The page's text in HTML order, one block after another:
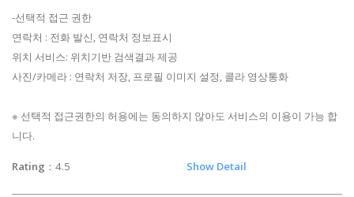
-선택적 접근 권한
연락처 : 전화 발신, 연락처 정보표시
위치 서비스: 위치기반 검색결과 제공
사진/카메라 : 연락처 저장, 프로필 이미지 설정, 콜라 영상통화
※ 선택적 접근권한의 허용에는 동의하지 않아도 서비스의 이용이 가능 합
니다.
Rating ：4.5 Show Detail